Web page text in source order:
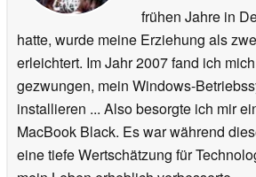
frühen Jahre in
hatte, wurde meine Erziehung als
erleichtert. Im Jahr 2007 fand ich
gezwungen, mein Windows-
installieren ... Also besorgte ich mir
MacBook Black. Es war während
eine tiefe Wertschätzung für